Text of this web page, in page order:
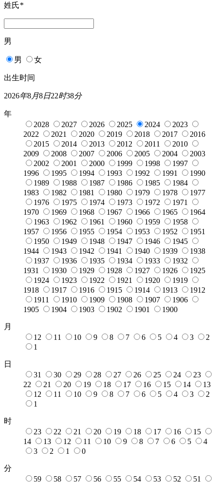
姓氏*
男
男 女
出生时间
2026年8月8日22时38分
年
2028
2027 2026 2025 2024
2023
2022
2021 2020 2019 2018 2017
2016
2015
2014 2013 2012 2011
2010
2009
2008 2007 2006 2005 2004
2003
2002
2001 2000 1999 1998
1997
1996
1995 1994 1993 1992 1991
1990
1989
1988 1987 1986 1985
1984
1983
1982 1981 1980 1979 1978
1977
1976
1975 1974 1973 1972
1971
1970
1969 1968 1967 1966 1965
1964
1963
1962 1961 1960 1959
1958
1957
1956 1955 1954 1953 1952
1951
1950
1949 1948 1947 1946
1945
1944
1943 1942 1941 1940 1939
1938
1937
1936 1935 1934 1933
1932
1931
1930 1929 1928 1927 1926
1925
1924
1923 1922 1921 1920
1919
1918
1917 1916 1915 1914 1913
1912
1911
1910 1909 1908 1907
1906
1905
1904 1903 1902 1901 1900
月
12
11 10 9 8 7 6 5 4 3
2
1
日
31
30 29 28 27 26 25 24
23
22
21 20 19 18 17 16 15 14
13
12
11 10 9 8 7 6 5 4 3
2
1
时
23
22 21 20 19 18 17 16
15
14
13 12 11 10 9 8 7 6 5
4
3
2 1 0
分
59
58 57 56 55 54 53 52
51